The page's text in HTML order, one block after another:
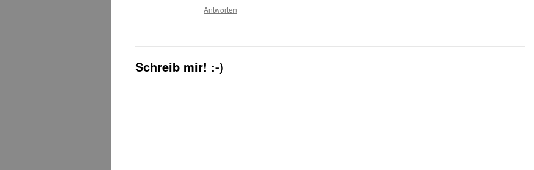
Antworten
Schreib mir! :-)